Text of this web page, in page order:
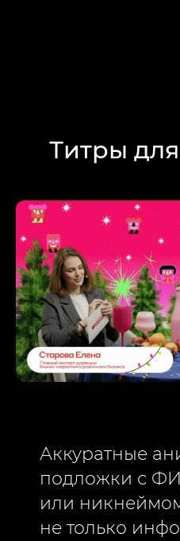
Титры
Аккуратные
подложки с
или
не только